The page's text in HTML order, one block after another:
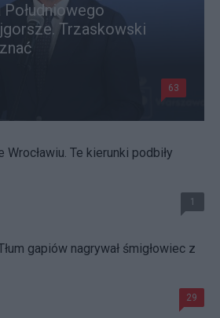
Trzaskowski
63
Te kierunki podbiły
1
gapiów nagrywał śmigłowiec z
29